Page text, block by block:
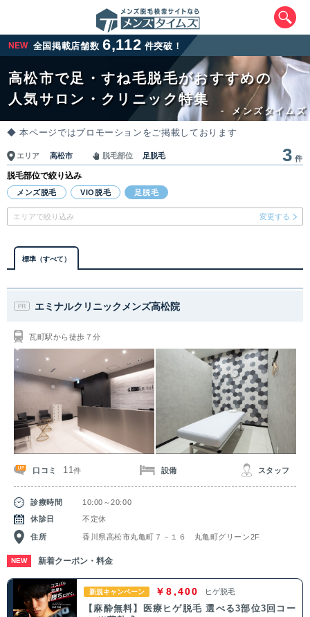
NEW 全国掲載店舗数 6,112 件突破！
高松市で足・すね毛脱毛がおすすめの
人気サロン・クリニック特集
- メンズタイムズ
◆ 本ページではプロモーションをご掲載しております
エリア 高松市 脱毛部位 足脱毛 3 件
脱毛部位で絞り込み
メンズ脱毛 VIO脱毛 足脱毛
エリアで絞り込み 変更する
標準（すべて）
エミナルクリニックメンズ高松院
瓦町駅から徒歩７分
口コミ 11件 設備 スタッフ
診療時間
10:00～20:00
休診日
不定休
住所 香川県高松市丸亀町７－１６ 丸亀町グリーン2F
NEW 新着クーポン・料金
新規キャンペーン ￥8,400 ヒゲ脱毛
【麻酔無料】医療ヒゲ脱毛 選べる3部位3回コー
エリアから最寄りサロンを探す
北海道・東北
北海道
茨城県 栃木県 群馬県 埼玉県
千葉県 東京都
中部
新潟県 富山県 石川県 福井県
愛知県
関西
滋賀県 京都府 大阪府 兵庫県